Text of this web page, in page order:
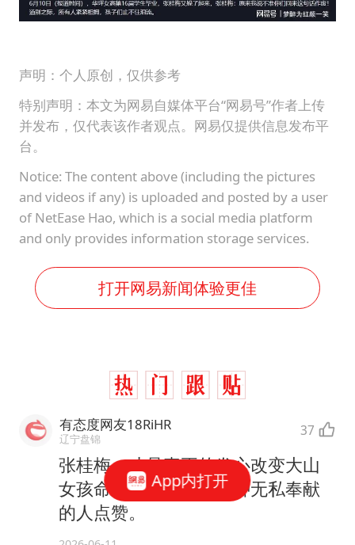
声明：个人原创，仅供参考
特别声明：本文为网易自媒体平台“网易号”作者上传
并发布，仅代表该作者观点。网易仅提供信息发布平
台。
Notice: The content above (including the pictures
and videos if any) is uploaded and posted by a user
of NetEase Hao, which is a social media platform
and only provides information storage services.
打开网易新闻体验更佳
有态度网友18RiHR
辽宁盘锦 37
张桂梅，才是真正的发心改变大山
女孩命运的人。我为这种无私奉献
的人点赞。
App内打开